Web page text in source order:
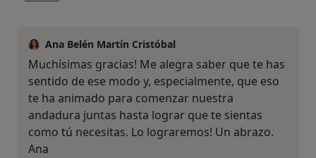
Ana Belén Martín Cristóbal
Muchísimas gracias! Me alegra saber que te has
sentido de ese modo y, especialmente, que eso
te ha animado para comenzar nuestra
andadura juntas hasta lograr que te sientas
como tú necesitas. Lo lograremos! Un abrazo.
Ana